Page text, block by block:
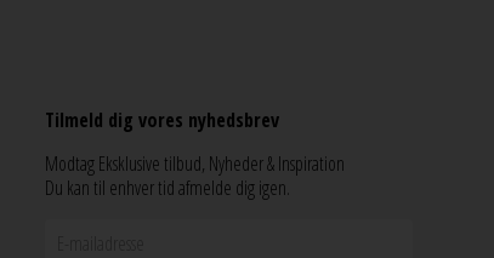
Tilmeld dig vores nyhedsbrev
Modtag Eksklusive tilbud, Nyheder & Inspiration
Du kan til enhver tid afmelde dig igen.